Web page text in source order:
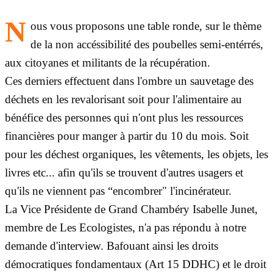
N ous vous proposons une table ronde, sur le thème
de la non accéssibilité des poubelles semi-entérrés,
aux citoyanes et militants de la récupération.
Ces derniers effectuent dans l'ombre un sauvetage des
déchets en les revalorisant soit pour l'alimentaire au
bénéfice des personnes qui n'ont plus les ressources
financières pour manger à partir du 10 du mois. Soit
pour les déchest organiques, les vêtements, les objets, les
livres etc... afin qu'ils se trouvent d'autres usagers et
qu'ils ne viennent pas “encombrer" l'incinérateur.
La Vice Présidente de Grand Chambéry Isabelle Junet,
membre de Les Ecologistes, n'a pas répondu à notre
demande d'interview. Bafouant ainsi les droits
démocratiques fondamentaux (Art 15 DDHC) et le droit